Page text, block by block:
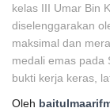
kelas III Umar Bin
diselenggarakan
maksimal dan
medali emas pada
bukti kerja keras,
Oleh